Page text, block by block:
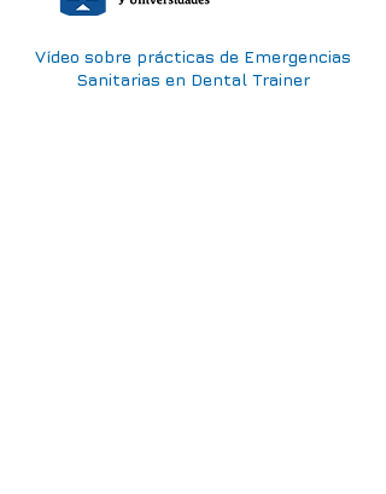
Vídeo sobre prácticas de Emergencias
Sanitarias en Dental Trainer